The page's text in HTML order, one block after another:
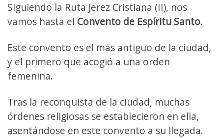
Siguiendo la Ruta Jerez Cristiana (II), nos
vamos hasta el Convento de Espíritu Santo.
Este convento es el más antiguo de la ciudad,
y el primero que acogió a una orden
femenina.
Tras la reconquista de la ciudad, muchas
órdenes religiosas se establecieron en ella,
asentándose en este convento a su llegada.